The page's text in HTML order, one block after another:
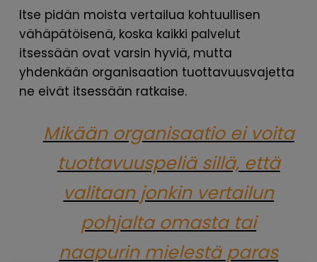
Itse pidän moista vertailua kohtuullisen
vähäpätöisenä, koska kaikki palvelut
itsessään ovat varsin hyviä, mutta
yhdenkään organisaation tuottavuusvajetta
ne eivät itsessään ratkaise.
Mikään organisaatio ei voita
tuottavuuspeliä sillä, että
valitaan jonkin vertailun
pohjalta omasta tai
naapurin mielestä paras